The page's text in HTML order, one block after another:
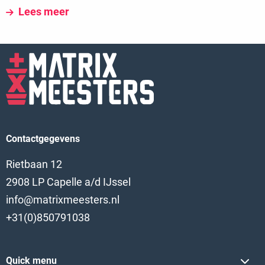
Lees meer
Contactgegevens
Rietbaan 12
2908 LP Capelle a/d IJssel
info@matrixmeesters.nl
+31(0)850791038
Quick menu